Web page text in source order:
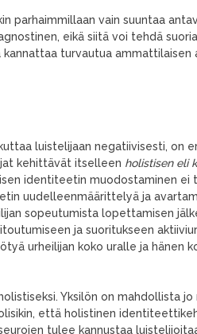
parhaimmillaan vain suuntaa
eikä siitä voi tehdä
turvautua ammattilaisen
luistelijaan negatiivisesti, on
kehittävät itselleen holistisen eli
identiteetin muodostaminen ei
uudelleenmäärittelyä ja
sopeutumista lopettamisen
ja suoritukseen
urheilijan koko uralle ja hänen
Yksilön on mahdollista
että holistinen
tulee kannustaa